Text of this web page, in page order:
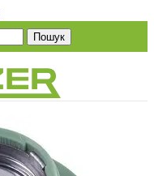
Пошук